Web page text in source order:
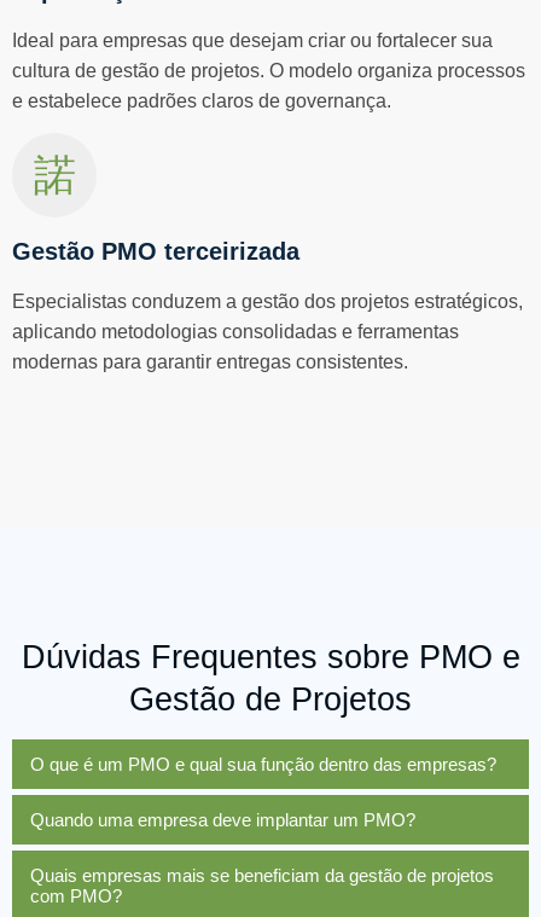
Ideal para empresas que desejam criar ou fortalecer sua
cultura de gestão de projetos. O modelo organiza processos
e estabelece padrões claros de governança.
Gestão PMO terceirizada
Especialistas conduzem a gestão dos projetos estratégicos,
aplicando metodologias consolidadas e ferramentas
modernas para garantir entregas consistentes.
Dúvidas Frequentes sobre PMO e
Gestão de Projetos
O que é um PMO e qual sua função dentro das empresas?
Quando uma empresa deve implantar um PMO?
Quais empresas mais se beneficiam da gestão de projetos
com PMO?